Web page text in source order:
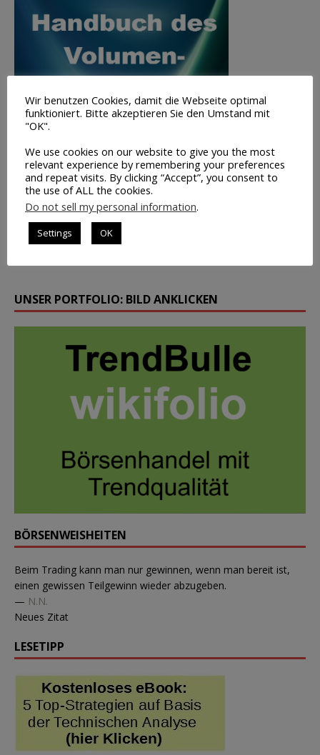
Trading
UNSER PORTFOLIO: BILD ANKLICKEN
BÖRSENWEISHEITEN
Beim Trading kann man nur gewinnen, wenn man bereit ist,
einen gewissen Teilgewinn wieder abzugeben.
— N.N.
Neues Zitat
LESETIPP
Wir benutzen Cookies, damit die Webseite optimal
funktioniert. Bitte akzeptieren Sie den Umstand mit
"OK".
We use cookies on our website to give you the most
relevant experience by remembering your preferences
and repeat visits. By clicking “Accept”, you consent to
the use of ALL the cookies.
Do not sell my personal information.
Settings OK